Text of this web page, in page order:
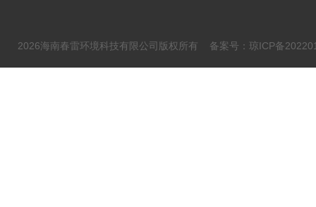
2026海南春雷环境科技有限公司版权所有 备案号：琼ICP备